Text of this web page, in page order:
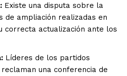
Existe una disputa sobre la
de ampliación realizadas en
correcta actualización ante los
Líderes de los partidos
una conferencia de